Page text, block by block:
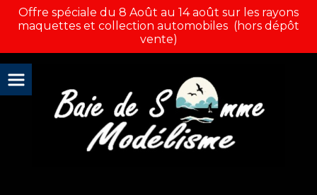
Offre spéciale du 8 Août au 14 août sur les rayons
maquettes et collection automobiles (hors dépôt
vente)
Panneau de gestion des cookies